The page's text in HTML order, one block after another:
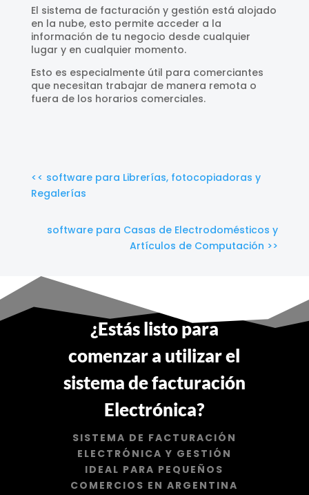
El sistema de facturación y gestión está alojado
en la nube, esto permite acceder a la
información de tu negocio desde cualquier
lugar y en cualquier momento.
Esto es especialmente útil para comerciantes
que necesitan trabajar de manera remota o
fuera de los horarios comerciales.
<< software para Librerías, fotocopiadoras y
Regalerías
software para Casas de Electrodomésticos y
Artículos de Computación >>
¿Estás listo para
comenzar a utilizar el
sistema de facturación
Electrónica?
SISTEMA DE FACTURACIÓN
ELECTRÓNICA Y GESTIÓN
IDEAL PARA PEQUEÑOS
COMERCIOS EN ARGENTINA